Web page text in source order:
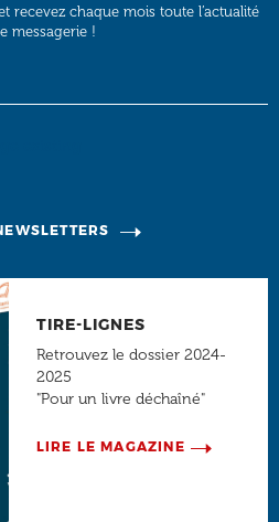
recevez chaque mois toute l’actualité
messagerie !
TIRE-LIGNES
Retrouvez le dossier 2024-
2025
"Pour un livre déchaîné"
LIRE LE MAGAZINE